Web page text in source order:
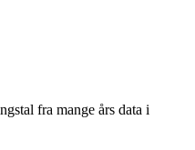
fra mange års data i